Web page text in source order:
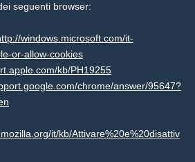
seguenti browser:
windows.microsoft.com/it-
or-allow-cookies
kb/PH19255
chrome/answer/95647?
it/kb/Attivare%20e%20disattiv